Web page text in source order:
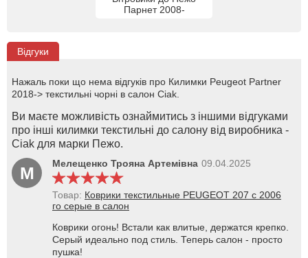
Парнет 2008-
Відгуки
Нажаль поки що нема відгуків про Килимки Peugeot Partner
2018-> текстильні чорні в салон Ciak.
Ви маєте можливість ознаймитись з іншими відгуками
про інші килимки текстильні до салону від виробника -
Ciak для марки Пежо.
М Мелещенко Трояна Артемівна 09.04.2025
Товар: Коврики текстильные PEUGEOT 207 с 2006
го серые в салон
Коврики огонь! Встали как влитые, держатся крепко.
Серый идеально под стиль. Теперь салон - просто
пушка!